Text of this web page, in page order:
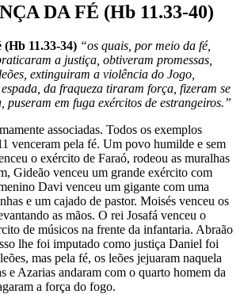
DA FÉ (Hb 11.33-40)
(Hb 11.33-34) “os quais, por meio da fé,
a justiça, obtiveram promessas,
extinguiram a violência do Jogo,
da fraqueza tiraram força, fizeram se
puseram em fuga exércitos de estrangeiros.”
associadas. Todos os exemplos
venceram pela fé. Um povo humilde e sem
o exército de Faraó, rodeou as muralhas
Gideão venceu um grande exército com
Davi venceu um gigante com uma
e um cajado de pastor. Moisés venceu os
as mãos. O rei Josafá venceu o
de músicos na frente da infantaria. Abraão
lhe foi imputado como justiça Daniel foi
mas pela fé, os leões jejuaram naquela
e Azarias andaram com o quarto homem da
a força do fogo.